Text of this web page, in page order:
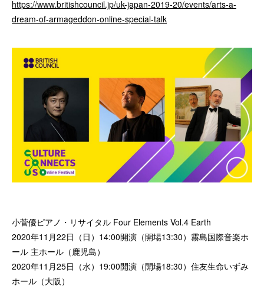
https://www.britishcouncil.jp/uk-japan-2019-20/events/arts-a-
dream-of-armageddon-online-special-talk
小菅優ピアノ・リサイタル Four Elements Vol.4 Earth
2020年11月22日（日）14:00開演（開場13:30）霧島国際音楽ホ
ール 主ホール（鹿児島）
2020年11月25日（水）19:00開演（開場18:30）住友生命いずみ
ホール（大阪）